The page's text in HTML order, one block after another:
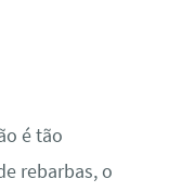
é tão
rebarbas, o